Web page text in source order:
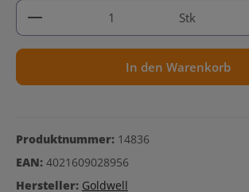
Produkt Anzahl: Gib denStk
In den Warenkorb
Produktnummer: 14836
EAN: 4021609028956
Hersteller: Goldwell